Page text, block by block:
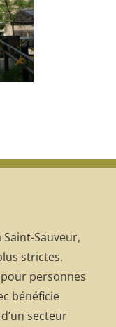
Sauveur,
strictes.
personnes
bénéficie
secteur